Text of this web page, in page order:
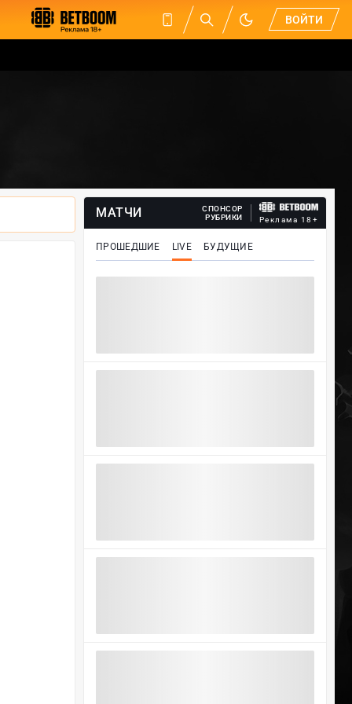
ВОЙТИ
МАТЧИ
СПОНСОР
РУБРИКИ
Реклама 18+
ПРОШЕДШИЕ LIVE БУДУЩИЕ